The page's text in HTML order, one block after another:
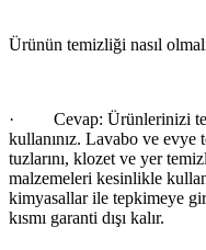
Ürünün temizliği nasıl
· Cevap: Ürünlerinizi
kullanınız. Lavabo ve evye
tuzlarını, klozet ve yer
malzemeleri kesinlikle
kimyasallar ile tepkimeye
kısmı garanti dışı kalır.